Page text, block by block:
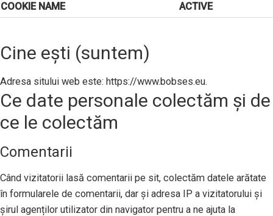
COOKIE NAME
ACTIVE
Cine ești (suntem)
Adresa sitului web este: https://www.bobses.eu.
Ce date personale colectăm și de
ce le colectăm
Comentarii
Când vizitatorii lasă comentarii pe sit, colectăm datele arătate
în formularele de comentarii, dar și adresa IP a vizitatorului și
șirul agenților utilizator din navigator pentru a ne ajuta la